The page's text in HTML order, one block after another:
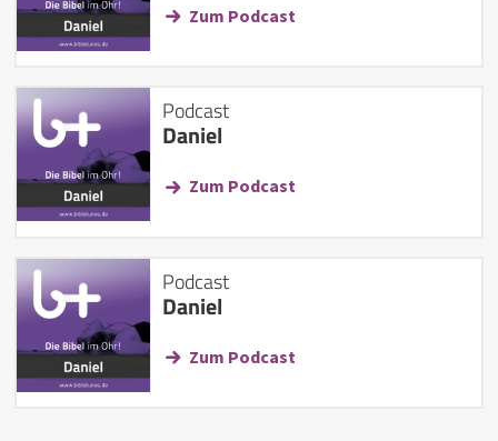
Zum Podcast
Podcast
Daniel
Zum Podcast
Podcast
Daniel
Zum Podcast